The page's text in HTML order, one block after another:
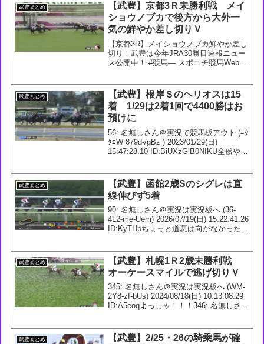
武豊まとめ
【武豊】京都3Ｒ未勝利戦 メイ
ショウノブカで後方から大外一
気の鮮やか差し切りＶ
【京都3R】メイショウノブカ鮮やか差し
切り！武豊は今年JRA30勝目速報ニュー
ス公開中！ #競馬— スポニチ競馬Web🐴
7...
武豊まとめ
【武豊】根岸Ｓのヘリオスは15
着 1/29は2着1回で4400勝はお
預けに
56: 名無しさん＠実況で競馬板アウト (ﾆｸ
ｸｴW 879d-/gBz ) 2023/01/29(日)
15:47:28.10 ID:BiUXzGlB0NIKU全然やな
武豊まとめ
【武豊】函館2歳Sのシグレは直
線伸びず5着
90: 名無しさん＠実況は実況板へ (36-
4L2-me-Uem) 2026/07/19(日) 15:22:41.26
ID:KyTHpちょっと道悪は向かなかった
武豊まとめ
【武豊】札幌1Ｒ2歳未勝利戦
オーケースマイルで逃げ切りＶ
345: 名無しさん＠実況は実況板へ (WM-
2Y8-zf-bUs) 2024/08/18(日) 10:13:08.29
ID:A5eoqよっしゃ！！！346: 名無しさん
武豊まとめ
【武豊】2/25・26の騎乗馬が確